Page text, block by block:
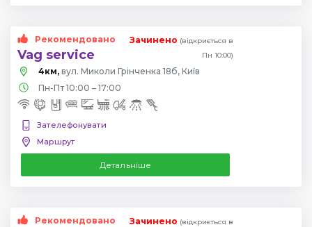
Рекомендовано
Vag service
Зачинено (відкриється в
Пн 10:00)
4км, вул. Миколи Грінченка 18б, Київ
Пн-Пт 10:00 – 17:00
Зателефонувати
Маршрут
Детальніше
Рекомендовано Зачинено (відкриється в